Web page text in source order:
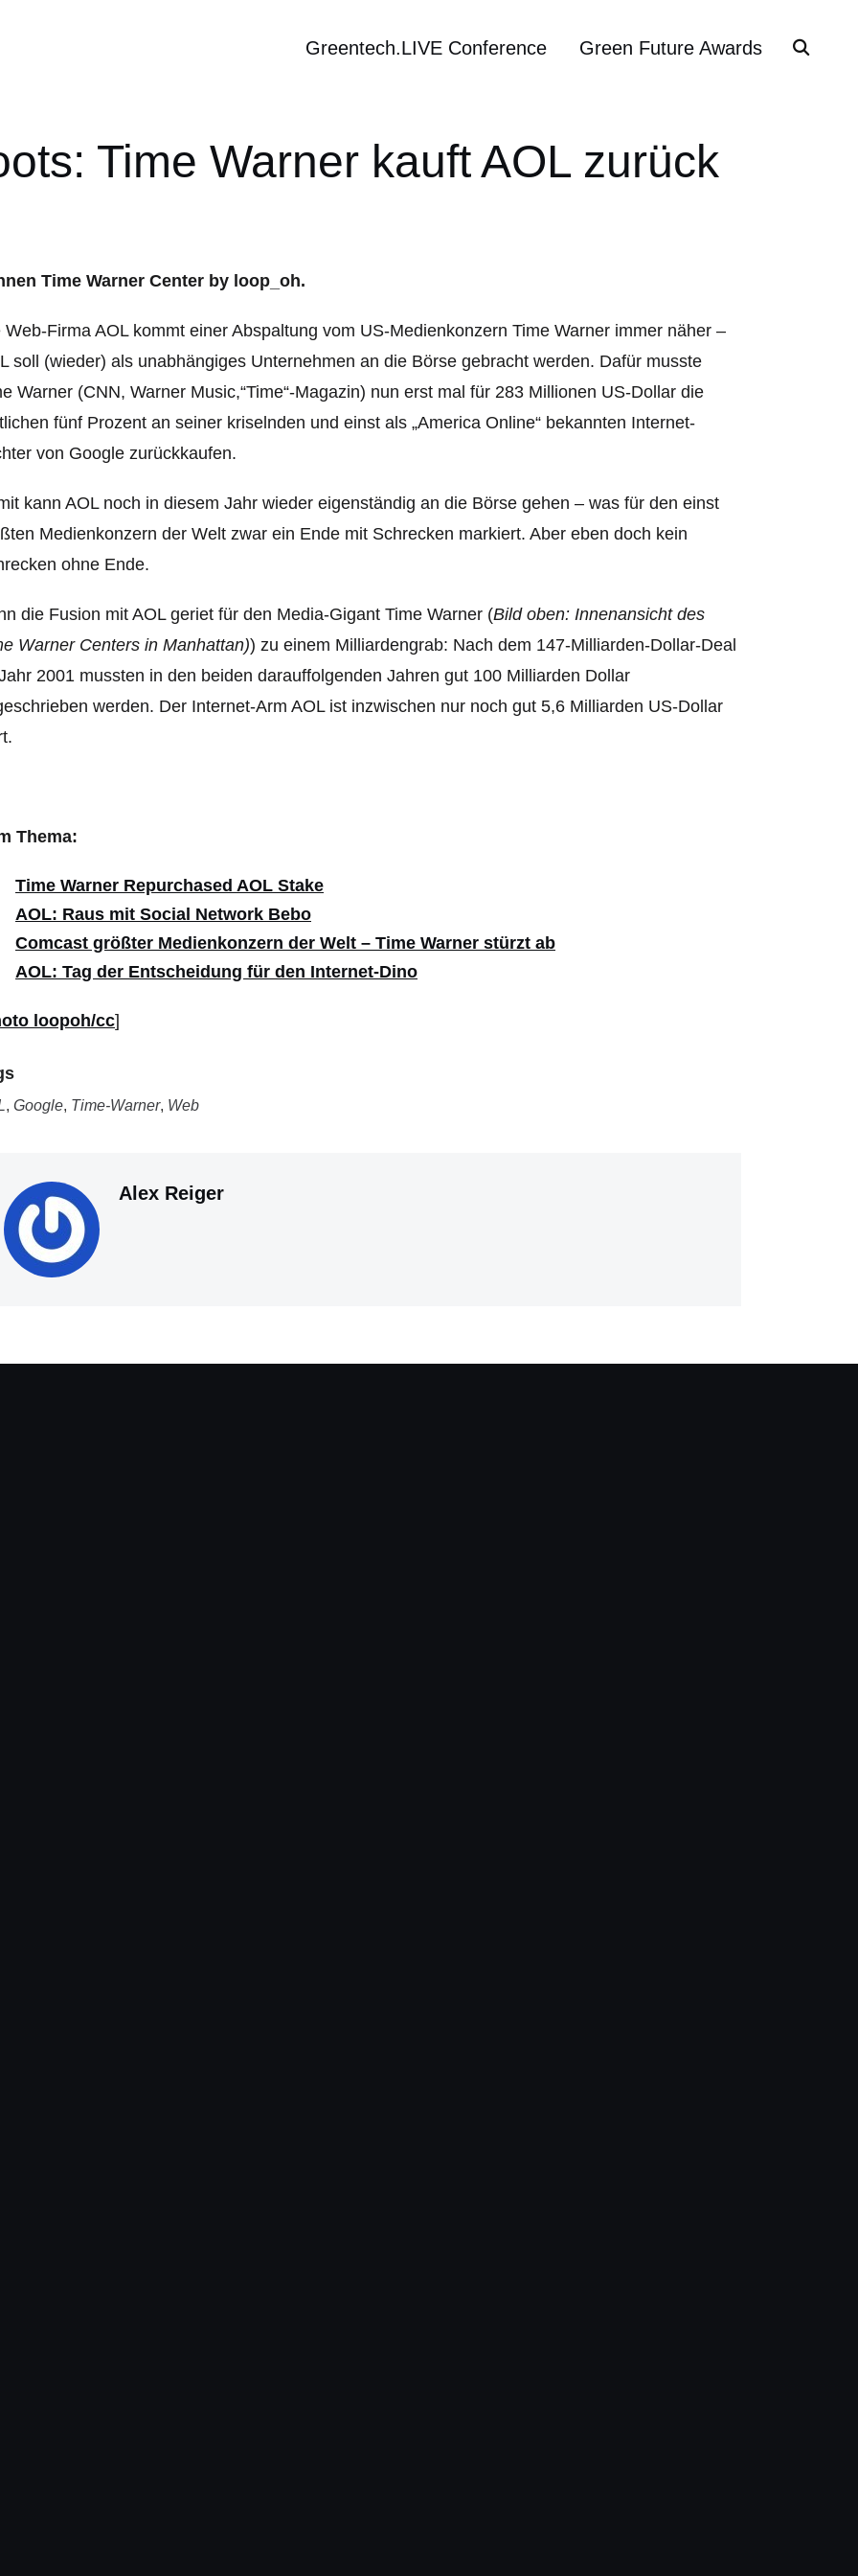
Greentech.LIVE Conference Green Future Awards
Time Warner kauft AOL zurück
Web-Firma AOL kommt einer Abspaltung vom US-Medienkonzern Time Warner immer näher –
soll (wieder) als unabhängiges Unternehmen an die Börse gebracht werden. Dafür musste
Warner (CNN, Warner Music,“Time“-Magazin) nun erst mal für 283 Millionen US-Dollar die
fünf Prozent an seiner kriselnden und einst als „America Online“ bekannten Internet-
von Google zurückkaufen.
kann AOL noch in diesem Jahr wieder eigenständig an die Börse gehen – was für den einst
Medienkonzern der Welt zwar ein Ende mit Schrecken markiert. Aber eben doch kein
ohne Ende.
die Fusion mit AOL geriet für den Media-Gigant Time Warner (Bild oben: Innenansicht des
Warner Centers in Manhattan)) zu einem Milliardengrab: Nach dem 147-Milliarden-Dollar-Deal
2001 mussten in den beiden darauffolgenden Jahren gut 100 Milliarden Dollar
werden. Der Internet-Arm AOL ist inzwischen nur noch gut 5,6 Milliarden US-Dollar
Thema:
Time Warner Repurchased AOL Stake
AOL: Raus mit Social Network Bebo
Comcast größter Medienkonzern der Welt – Time Warner stürzt ab
AOL: Tag der Entscheidung für den Internet-Dino
loopoh/cc]
, Google, Time-Warner, Web
Alex Reiger